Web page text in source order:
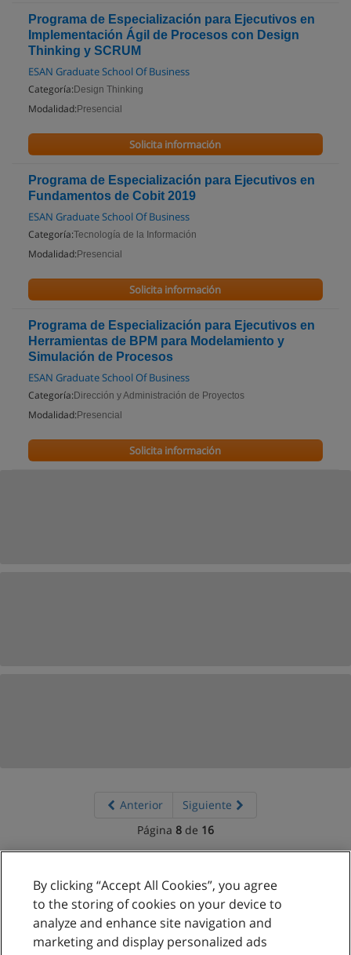
Programa de Especialización para Ejecutivos en
Implementación Ágil de Procesos con Design
Thinking y SCRUM
ESAN Graduate School Of Business
Categoría: Design Thinking
Modalidad: Presencial
Solicita información
Programa de Especialización para Ejecutivos en
Fundamentos de Cobit 2019
ESAN Graduate School Of Business
Categoría:Tecnología de la Información
Modalidad: Presencial
Solicita información
Programa de Especialización para Ejecutivos en
Herramientas de BPM para Modelamiento y
Simulación de Procesos
ESAN Graduate School Of Business
Categoría: Dirección y Administración de Proyectos
Modalidad: Presencial
Solicita información
Anterior
Siguiente
Página 8 de 16
Reglas de uso
Privacidad de datos
By clicking “Accept All Cookies”, you agree
to the storing of cookies on your device to
analyze and enhance site navigation and
marketing and display personalized ads